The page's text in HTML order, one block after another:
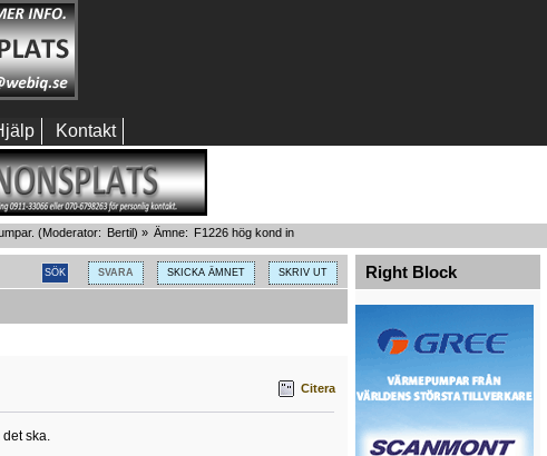
Kontakt
(Moderator: Bertil) » Ämne: F1226 hög kond in
SVARA SKICKA ÄMNET SKRIV UT
Citera
ska.
Right Block